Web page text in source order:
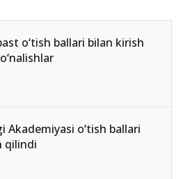
o‘tish ballari bilan kirish